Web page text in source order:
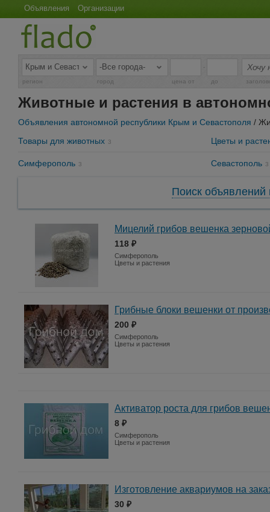
Объявления Организации
-
регион город цена от до
Животные и растения в
Объявления автономной республики Крым и Севастополя /
Товары для животных 3 Цветы и
Симферополь 3 Севастополь 3
Поиск объявлений
Мицелий грибов вешенка
118 ₽
Симферополь
Цветы и растения
Грибные блоки вешенки от
200 ₽
Симферополь
Цветы и растения
Активатор роста для грибов
8 ₽
Симферополь
Цветы и растения
Изготовление аквариумов на
30 ₽